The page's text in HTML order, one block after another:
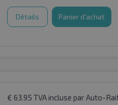
Détails Panier d'achat
€ 63.95 TVA incluse par Auto-